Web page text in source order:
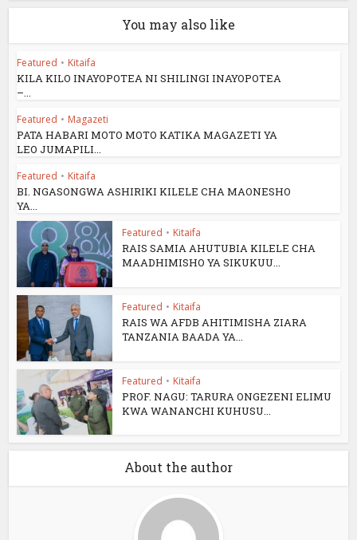
You may also like
Featured • Kitaifa
KILA KILO INAYOPOTEA NI SHILINGI INAYOPOTEA
–...
Featured • Magazeti
PATA HABARI MOTO MOTO KATIKA MAGAZETI YA
LEO JUMAPILI...
Featured • Kitaifa
BI. NGASONGWA ASHIRIKI KILELE CHA MAONESHO
YA...
Featured • Kitaifa
RAIS SAMIA AHUTUBIA KILELE CHA
MAADHIMISHO YA SIKUKUU...
Featured • Kitaifa
RAIS WA AFDB AHITIMISHA ZIARA
TANZANIA BAADA YA...
Featured • Kitaifa
PROF. NAGU: TARURA ONGEZENI ELIMU
KWA WANANCHI KUHUSU...
About the author